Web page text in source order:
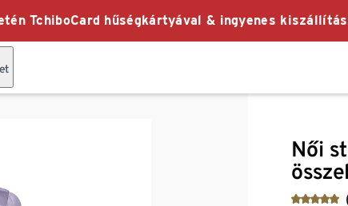
TchiboCard hűségkártyával & ingyenes kiszállítás
Női